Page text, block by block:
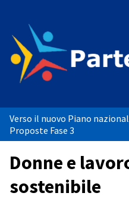
Verso il nuovo Piano
Proposte Fase 3
Donne e
sostenibile